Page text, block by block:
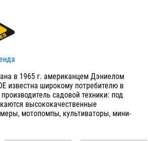
в 1965 г. американцем Дэниелом
известна широкому потребителю в
садовой техники: под
высококачественные
мотопомпы, культиваторы, мини-